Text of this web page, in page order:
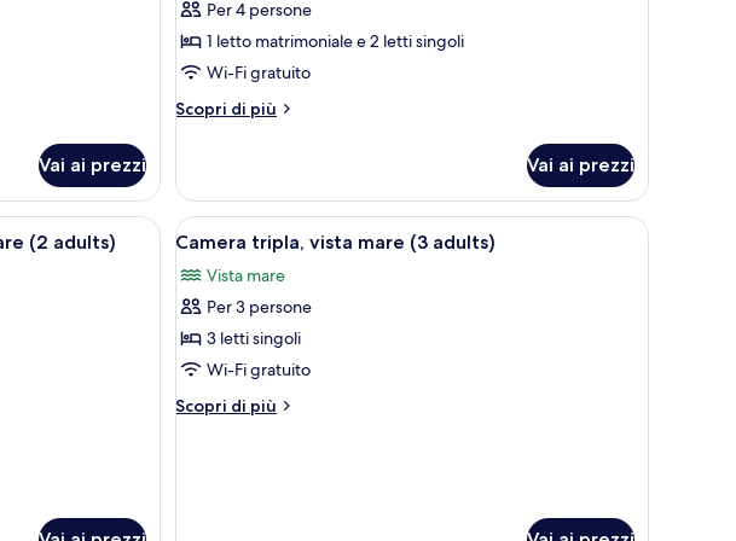
Vai ai prezzi
le
foto
per
Camera
adults
+1
child)
Per 4 persone
1 letto matrimoniale e 2 letti singoli
Wi-Fi gratuito
Scopri di più
Altri
quadrupla
(3
adults
child)
Vai ai prezzi
con tende floreali.
con vista sulla spiaggia, caratterizzato da un muro in mattoni, un tavolino e due sedie bianche.
(2 adults)
Apri
tutte
le
foto
per
Camera
tripla,
vista
Un balcone con vista sulla spiaggia,
7
Camera tripla, vista mare (3 adults)
Vista mare
Per 3 persone
3 letti singoli
Wi-Fi gratuito
Scopri di più
Altri